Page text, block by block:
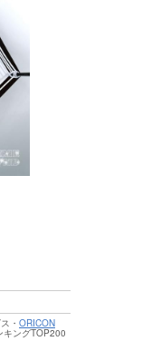
・ ORICON
キングTOP200